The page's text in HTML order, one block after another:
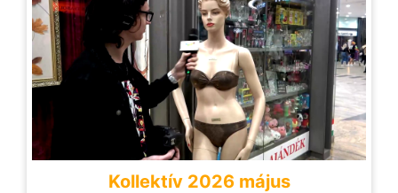
Kollektív 2026 május